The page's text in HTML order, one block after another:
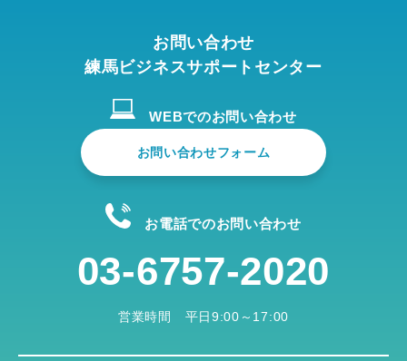
お問い合わせ
練馬ビジネスサポートセンター
WEBでのお問い合わせ
お問い合わせフォーム
お電話でのお問い合わせ
03-6757-2020
営業時間 平日9:00～17:00